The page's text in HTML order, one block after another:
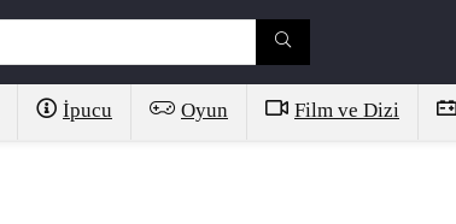
İpucu Oyun Film ve Dizi